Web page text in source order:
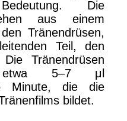
Die
aus einem
Tränendrüsen,
Teil, den
Die Tränendrüsen
etwa 5–7 μl
Minute, die die
bildet.